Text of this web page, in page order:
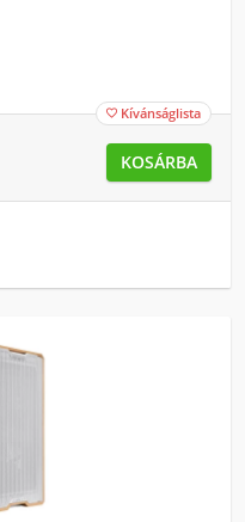
 Kívánságlista
KOSÁRBA